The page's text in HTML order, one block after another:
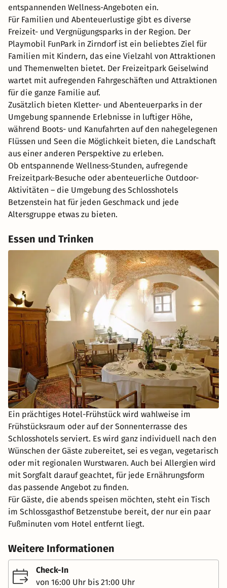
entspannenden Wellness-Angeboten ein.
Für Familien und Abenteuerlustige gibt es diverse
Freizeit- und Vergnügungsparks in der Region. Der
Playmobil FunPark in Zirndorf ist ein beliebtes Ziel für
Familien mit Kindern, das eine Vielzahl von Attraktionen
und Themenwelten bietet. Der Freizeitpark Geiselwind
wartet mit aufregenden Fahrgeschäften und Attraktionen
für die ganze Familie auf.
Zusätzlich bieten Kletter- und Abenteuerparks in der
Umgebung spannende Erlebnisse in luftiger Höhe,
während Boots- und Kanufahrten auf den nahegelegenen
Flüssen und Seen die Möglichkeit bieten, die Landschaft
aus einer anderen Perspektive zu erleben.
Ob entspannende Wellness-Stunden, aufregende
Freizeitpark-Besuche oder abenteuerliche Outdoor-
Aktivitäten – die Umgebung des Schlosshotels
Betzenstein hat für jeden Geschmack und jede
Altersgruppe etwas zu bieten.
Essen und Trinken
Ein prächtiges Hotel-Frühstück wird wahlweise im
Frühstücksraum oder auf der Sonnenterrasse des
Schlosshotels serviert. Es wird ganz individuell nach den
Wünschen der Gäste zubereitet, sei es vegan, vegetarisch
oder mit regionalen Wurstwaren. Auch bei Allergien wird
mit Sorgfalt darauf geachtet, für jede Ernährungsform
das passende Angebot zu finden.
Für Gäste, die abends speisen möchten, steht ein Tisch
im Schlossgasthof Betzenstube bereit, der nur ein paar
Fußminuten vom Hotel entfernt liegt.
Weitere Informationen
Check-In
von 16:00 Uhr bis 21:00 Uhr